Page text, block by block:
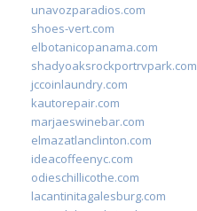
unavozparadios.com
shoes-vert.com
elbotanicopanama.com
shadyoaksrockportrvpark.com
jccoinlaundry.com
kautorepair.com
marjaeswinebar.com
elmazatlanclinton.com
ideacoffeenyc.com
odieschillicothe.com
lacantinitagalesburg.com